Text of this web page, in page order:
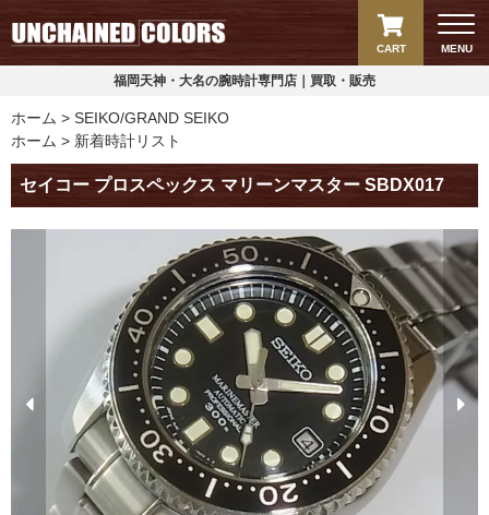
MENU
CART
福岡天神・大名の腕時計専門店｜買取・販売
ホーム
SEIKO/GRAND SEIKO
ホーム
新着時計リスト
セイコー プロスペックス マリーンマスター SBDX017